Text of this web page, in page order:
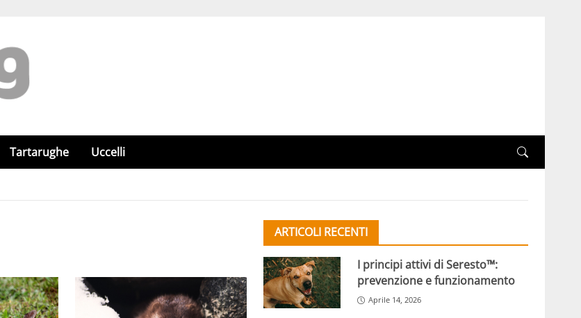
Tartarughe Uccelli
ARTICOLI RECENTI
I principi attivi di Seresto™:
prevenzione e funzionamento
Aprile 14, 2026